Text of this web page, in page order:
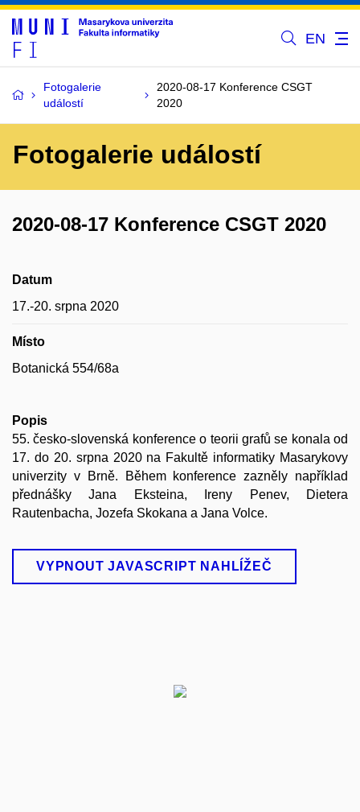
EN
Fotogalerie
událostí
2020-08-17 Konference CSGT
2020
Fotogalerie událostí
2020-08-17 Konference CSGT 2020
Datum
17.-20. srpna 2020
Místo
Botanická 554/68a
Popis
55. česko-slovenská konference o teorii grafů se konala od
17. do 20. srpna 2020 na Fakultě informatiky Masarykovy
univerzity v Brně. Během konference zazněly například
přednášky Jana Eksteina, Ireny Penev, Dietera
Rautenbacha, Jozefa Skokana a Jana Volce.
VYPNOUT JAVASCRIPT NAHLÍŽEČ